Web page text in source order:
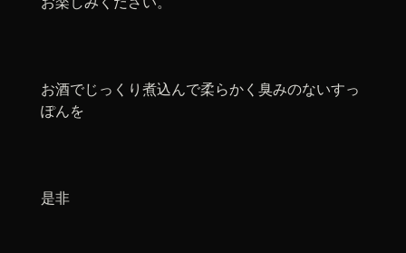
お酒でじっくり煮込んで柔らかく臭みのないすっ
ぽんを
是非